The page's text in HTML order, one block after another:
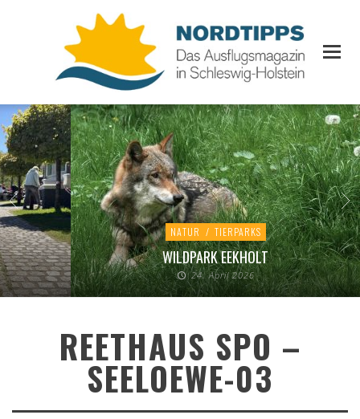
NATUR / TIERPARKS
WILDPARK EEKHOLT
24. April 2026
REETHAUS SPO –
SEELOEWE-03